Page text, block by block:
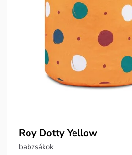
Roy Dotty Yellow
babzsákok